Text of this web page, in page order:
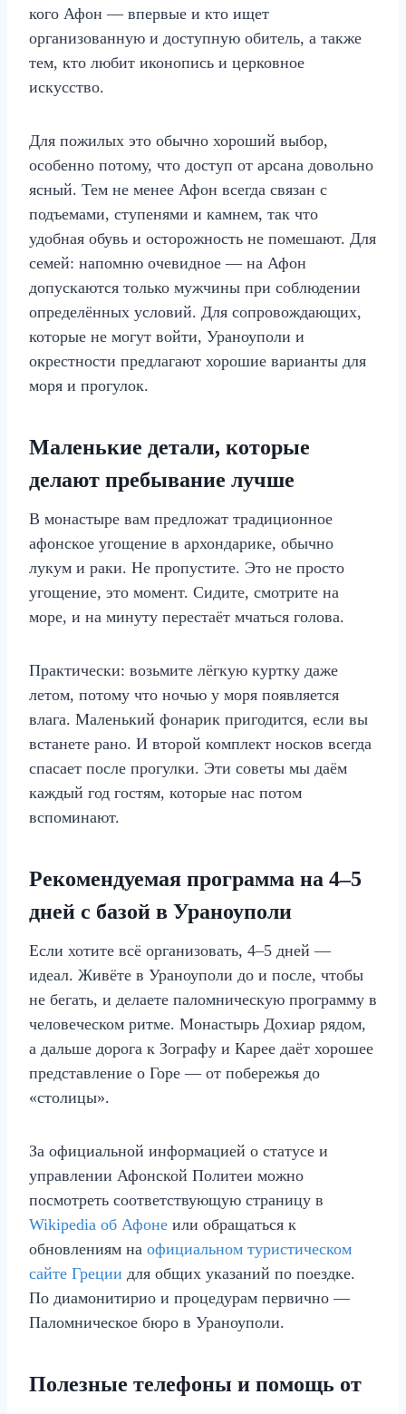
кого Афон — впервые и кто ищет
организованную и доступную обитель, а также
тем, кто любит иконопись и церковное
искусство.
Для пожилых это обычно хороший выбор,
особенно потому, что доступ от арсана довольно
ясный. Тем не менее Афон всегда связан с
подъемами, ступенями и камнем, так что
удобная обувь и осторожность не помешают. Для
семей: напомню очевидное — на Афон
допускаются только мужчины при соблюдении
определённых условий. Для сопровождающих,
которые не могут войти, Ураноуполи и
окрестности предлагают хорошие варианты для
моря и прогулок.
Маленькие детали, которые
делают пребывание лучше
В монастыре вам предложат традиционное
афонское угощение в архондарике, обычно
лукум и раки. Не пропустите. Это не просто
угощение, это момент. Сидите, смотрите на
море, и на минуту перестаёт мчаться голова.
Практически: возьмите лёгкую куртку даже
летом, потому что ночью у моря появляется
влага. Маленький фонарик пригодится, если вы
встанете рано. И второй комплект носков всегда
спасает после прогулки. Эти советы мы даём
каждый год гостям, которые нас потом
вспоминают.
Рекомендуемая программа на 4–5
дней с базой в Ураноуполи
Если хотите всё организовать, 4–5 дней —
идеал. Живёте в Ураноуполи до и после, чтобы
не бегать, и делаете паломническую программу в
человеческом ритме. Монастырь Дохиар рядом,
а дальше дорога к Зографу и Карее даёт хорошее
представление о Горе — от побережья до
«столицы».
За официальной информацией о статусе и
управлении Афонской Политеи можно
посмотреть соответствующую страницу в
Wikipedia об Афоне или обращаться к
обновлениям на официальном туристическом
сайте Греции для общих указаний по поездке.
По диамонитирио и процедурам первично —
Паломническое бюро в Ураноуполи.
Полезные телефоны и помощь от